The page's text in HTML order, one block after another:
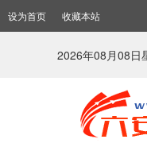
设为首页 收藏本站
2026年08月08日